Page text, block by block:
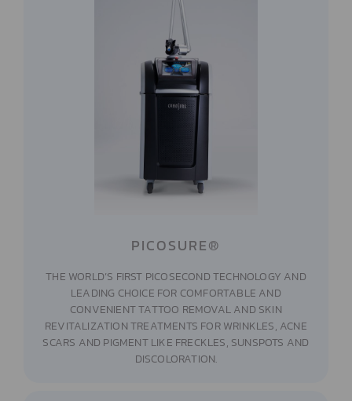
PICOSURE®
THE WORLD’S FIRST PICOSECOND TECHNOLOGY AND
LEADING CHOICE FOR COMFORTABLE AND
CONVENIENT TATTOO REMOVAL AND SKIN
REVITALIZATION TREATMENTS FOR WRINKLES, ACNE
SCARS AND PIGMENT LIKE FRECKLES, SUNSPOTS AND
DISCOLORATION.